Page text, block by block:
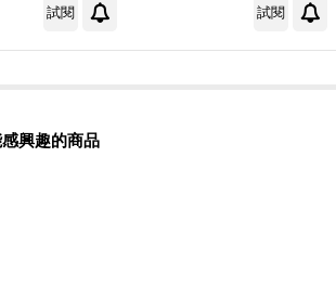
試閱 試閱
感興趣的商品